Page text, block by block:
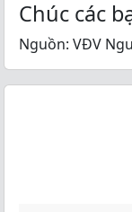
Chúc các
Nguồn: VĐV